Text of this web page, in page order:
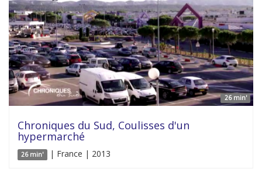
26 min'
Chroniques du Sud, Coulisses d'un
hypermarché
26 min' | France | 2013